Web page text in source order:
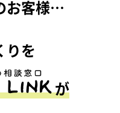
お客様…
りを
が